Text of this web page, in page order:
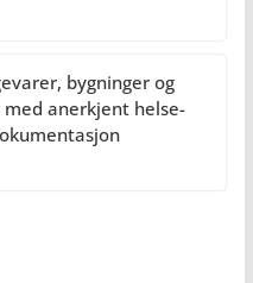
bygninger og
med anerkjent helse-